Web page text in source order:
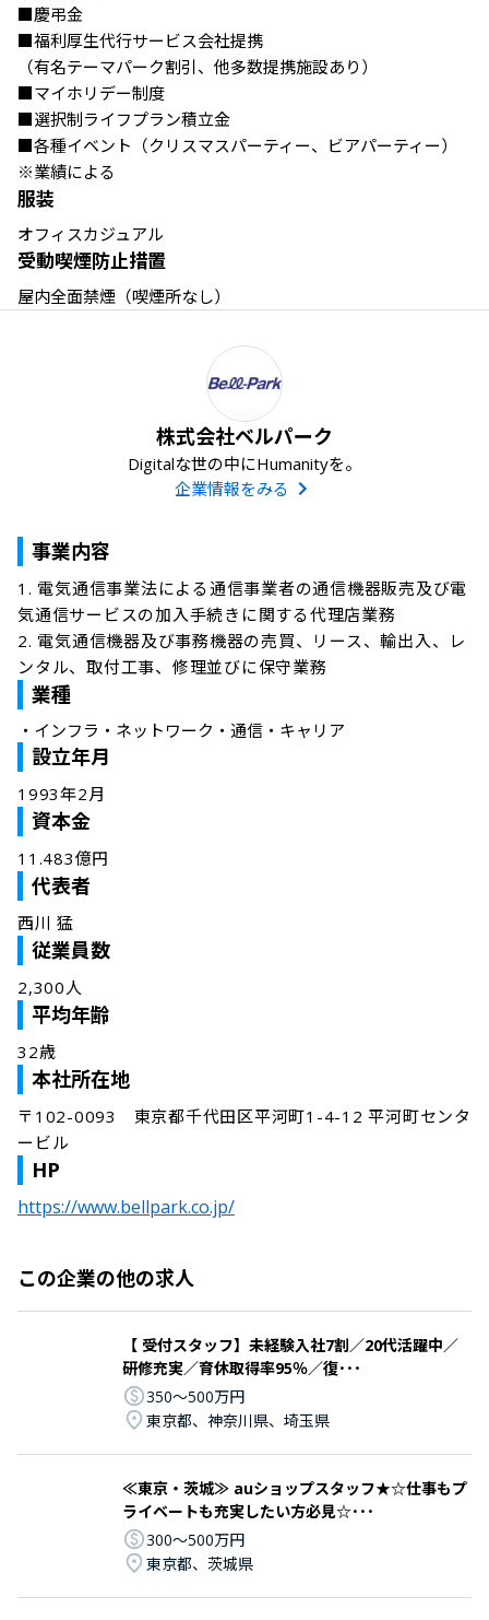
■慶弔金
■福利厚生代行サービス会社提携
（有名テーマパーク割引、他多数提携施設あり）
■マイホリデー制度
■選択制ライフプラン積立金
■各種イベント（クリスマスパーティー、ビアパーティー）
※業績による
服装
オフィスカジュアル
受動喫煙防止措置
屋内全面禁煙（喫煙所なし）
株式会社ベルパーク
Digitalな世の中にHumanityを。
企業情報をみる
事業内容
1. 電気通信事業法による通信事業者の通信機器販売及び電
気通信サービスの加⼊⼿続きに関する代理店業務
2. 電気通信機器及び事務機器の売買、リース、輸出⼊、レ
ンタル、取付⼯事、修理並びに保守業務
業種
・ インフラ・ネットワーク・通信・キャリア
設立年月
1993年2月
資本金
11.483億円
代表者
⻄川 猛
従業員数
2,300人
平均年齢
32歳
本社所在地
〒102-0093　東京都千代田区平河町1-4-12 平河町センタ
ービル
HP
https://www.bellpark.co.jp/
この企業の他の求人
【 受付スタッフ】未経験入社7割／20代活躍中／
研修充実／育休取得率95％／復･･･
350〜500万円
東京都、神奈川県、埼玉県
≪東京・茨城≫ auショップスタッフ★☆仕事もプ
ライベートも充実したい方必見☆･･･
300〜500万円
東京都、茨城県